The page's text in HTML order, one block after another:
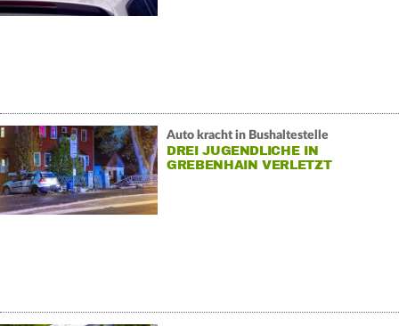
Auto kracht in Bushaltestelle
DREI JUGENDLICHE IN
GREBENHAIN VERLETZT